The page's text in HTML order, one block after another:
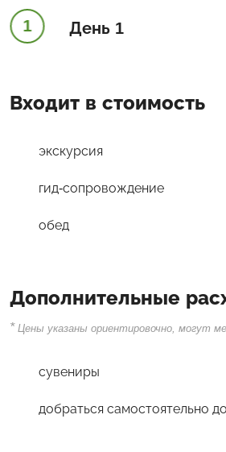
1 День 1
Входит в стоимость
экскурсия
гид-сопровождение
обед
Дополнительные
* Цены указаны ориентировочно, могут
сувениры
добраться самостоятельно